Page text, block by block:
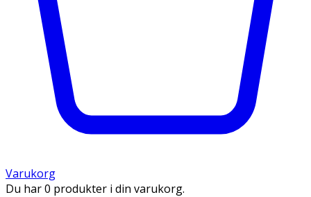
Varukorg
Du har 0 produkter i din varukorg.